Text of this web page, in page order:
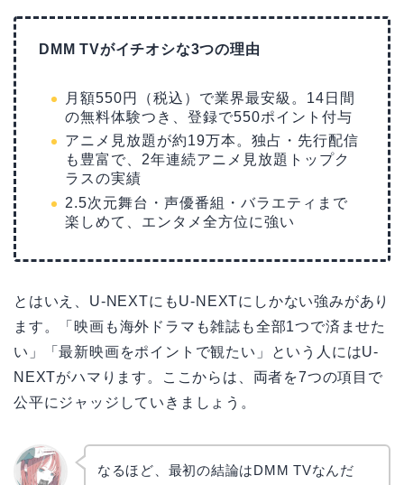
DMM TVがイチオシな3つの理由
月額550円（税込）で業界最安級。14日間
の無料体験つき、登録で550ポイント付与
アニメ見放題が約19万本。独占・先行配信
も豊富で、2年連続アニメ見放題トップク
ラスの実績
2.5次元舞台・声優番組・バラエティまで
楽しめて、エンタメ全方位に強い
とはいえ、U-NEXTにもU-NEXTにしかない強みがあり
ます。「映画も海外ドラマも雑誌も全部1つで済ませた
い」「最新映画をポイントで観たい」という人にはU-
NEXTがハマります。ここからは、両者を7つの項目で
公平にジャッジしていきましょう。
なるほど、最初の結論はDMM TVなんだ